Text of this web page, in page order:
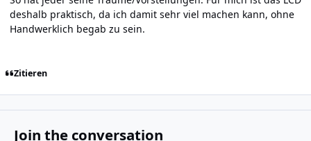
deshalb praktisch, da ich damit sehr viel machen kann, ohne
Handwerklich begab zu sein.
Zitieren
Join the conversation